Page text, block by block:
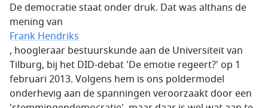
De democratie staat onder druk. Dat was althans de
mening van
Frank Hendriks
, hoogleraar bestuurskunde aan de Universiteit van
Tilburg, bij het DID-debat 'De emotie regeert?' op 1
februari 2013. Volgens hem is ons poldermodel
onderhevig aan de spanningen veroorzaakt door een